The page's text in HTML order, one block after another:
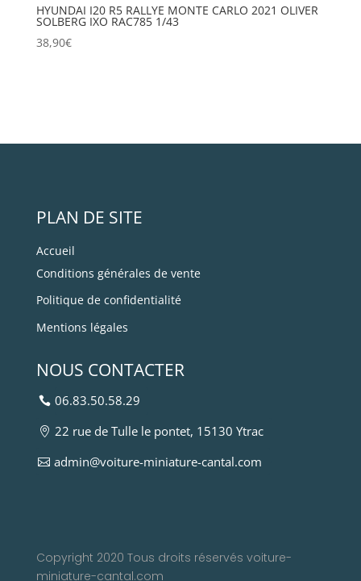
HYUNDAI I20 R5 RALLYE MONTE CARLO 2021 OLIVER
SOLBERG IXO RAC785 1/43
38,90€
PLAN DE SITE
Accueil
Conditions générales de vente
Politique de confidentialité
Mentions légales
NOUS CONTACTER
06.83.50.58.29
22 rue de Tulle le pontet, 15130 Ytrac
admin@voiture-miniature-cantal.com
Copyright 2020 Tous droits réservés voiture-
miniature-cantal.com